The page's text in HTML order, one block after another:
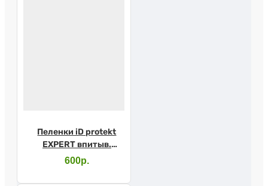
Пеленки iD protekt
EXPERT впитыв.
60х90см №30
600р.